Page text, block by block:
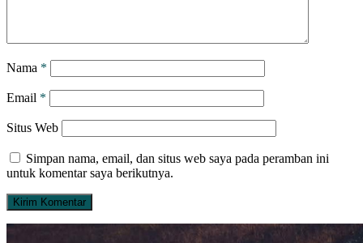
Nama *
Email *
Situs Web
Simpan nama, email, dan situs web saya pada peramban ini
untuk komentar saya berikutnya.